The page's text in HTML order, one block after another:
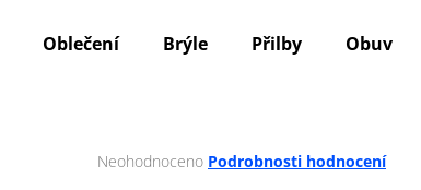
Oblečení Brýle Přilby Obuv
Průměrné
Neohodnoceno Podrobnosti hodnocení